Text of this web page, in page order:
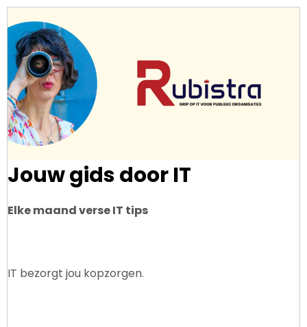
Jouw gids door IT
Elke maand verse IT tips
IT bezorgt jou kopzorgen.